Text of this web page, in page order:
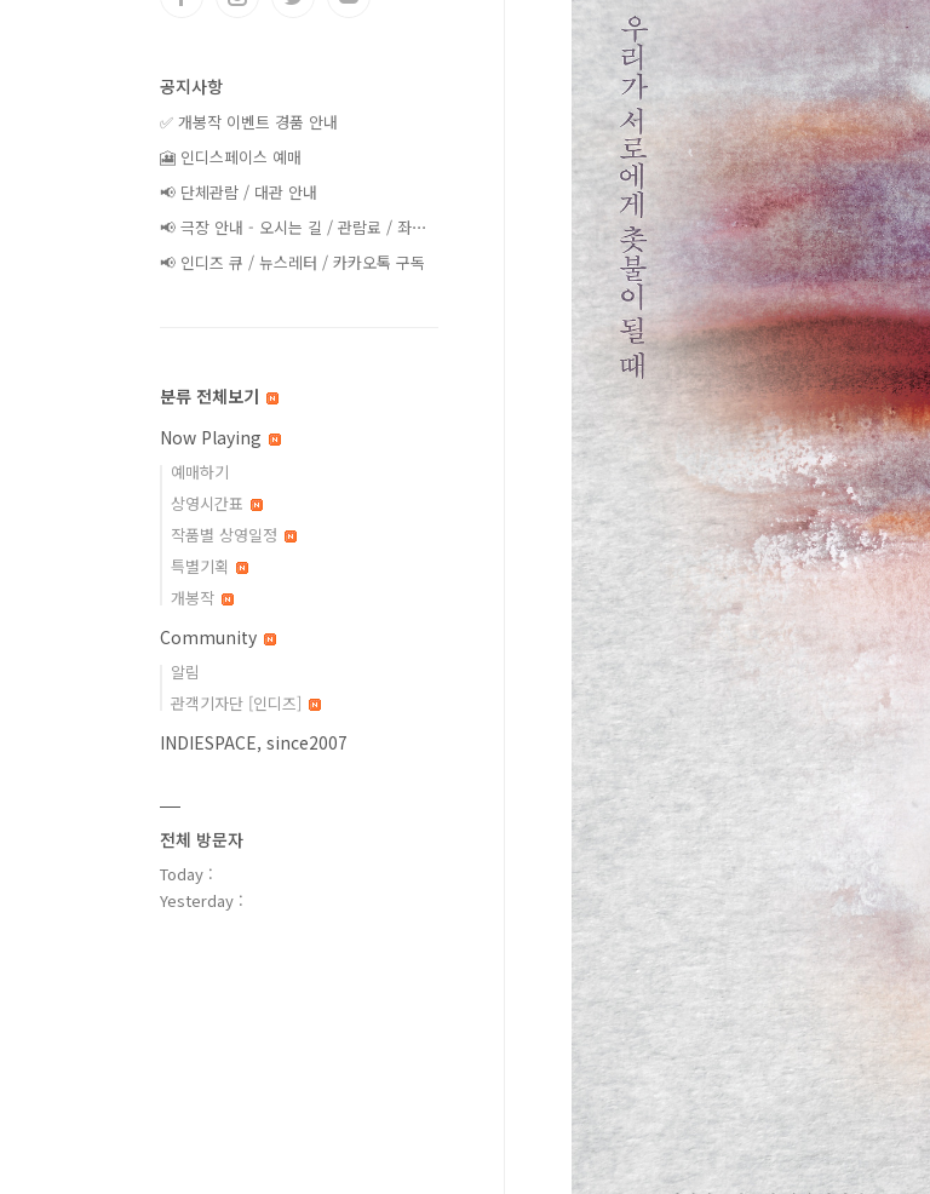
공지사항
✅ 개봉작 이벤트 경품 안내
🎦 인디스페이스 예매
📢 단체관람 / 대관 안내
📢 극장 안내 - 오시는 길 / 관람료 / 좌⋯
📢 인디즈 큐 / 뉴스레터 / 카카오톡 구독
분류 전체보기
Now Playing
예매하기
상영시간표
작품별 상영일정
특별기획
개봉작
Community
알림
관객기자단 [인디즈]
INDIESPACE, since2007
전체 방문자
Today :
Yesterday :